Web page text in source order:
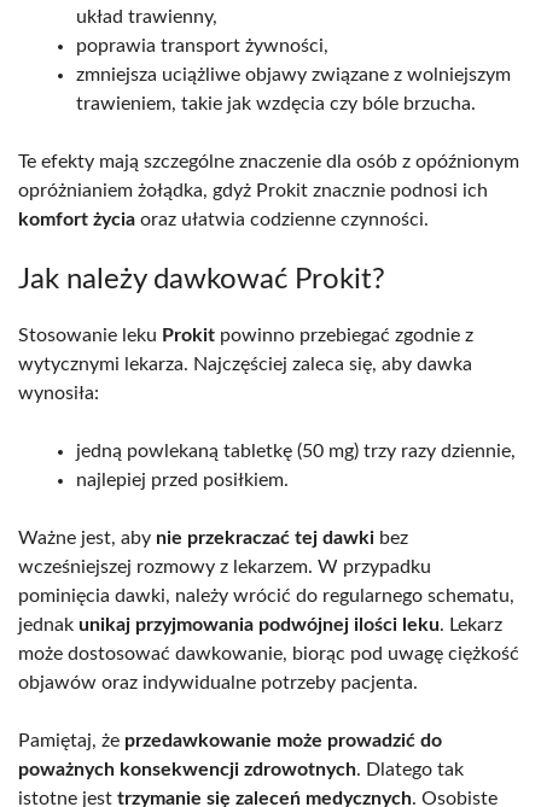
układ trawienny,
poprawia transport żywności,
zmniejsza uciążliwe objawy związane z wolniejszym
trawieniem, takie jak wzdęcia czy bóle brzucha.
Te efekty mają szczególne znaczenie dla osób z opóźnionym
opróżnianiem żołądka, gdyż Prokit znacznie podnosi ich
komfort życia oraz ułatwia codzienne czynności.
Jak należy dawkować Prokit?
Stosowanie leku Prokit powinno przebiegać zgodnie z
wytycznymi lekarza. Najczęściej zaleca się, aby dawka
wynosiła:
jedną powlekaną tabletkę (50 mg) trzy razy dziennie,
najlepiej przed posiłkiem.
Ważne jest, aby nie przekraczać tej dawki bez
wcześniejszej rozmowy z lekarzem. W przypadku
pominięcia dawki, należy wrócić do regularnego schematu,
jednak unikaj przyjmowania podwójnej ilości leku. Lekarz
może dostosować dawkowanie, biorąc pod uwagę ciężkość
objawów oraz indywidualne potrzeby pacjenta.
Pamiętaj, że przedawkowanie może prowadzić do
poważnych konsekwencji zdrowotnych. Dlatego tak
istotne jest trzymanie się zaleceń medycznych. Osobiste